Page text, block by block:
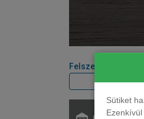
Sütiket
Felszereltségi szint